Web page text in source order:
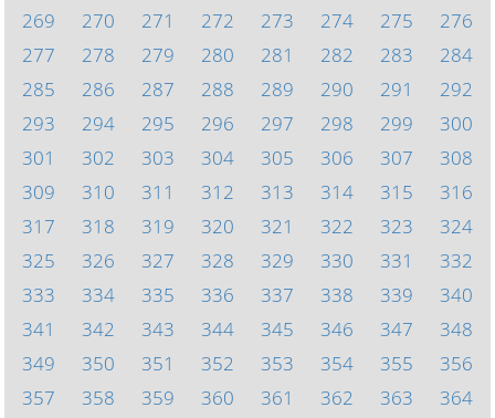
269
270 271 272 273 274 275
276
277
278 279 280 281 282 283
284
285
286 287 288 289 290 291
292
293
294 295 296 297 298 299
300
301
302 303 304 305 306 307
308
309
310 311 312 313 314 315
316
317
318 319 320 321 322 323
324
325
326 327 328 329 330 331
332
333
334 335 336 337 338 339
340
341
342 343 344 345 346 347
348
349
350 351 352 353 354 355
356
357
358 359 360 361 362 363 364